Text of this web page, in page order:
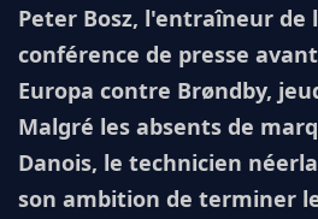
Peter Bosz, l'entraîneur de
conférence de presse
Europa contre Brøndby,
Malgré les absents de
Danois, le technicien
son ambition de terminer